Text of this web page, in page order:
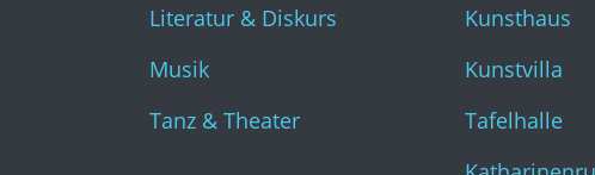
Literatur & Diskurs
Musik
Tanz & Theater
Kunsthaus
Kunstvilla
Tafelhalle